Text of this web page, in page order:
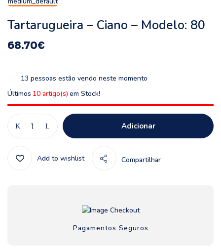
Tartarugueira – Ciano – Modelo: 80
68.70€
13 pessoas estão vendo neste momento
Últimos 10 artigo(s) em Stock!
Adicionar
Add to wishlist Compartilhar
Pagamentos Seguros